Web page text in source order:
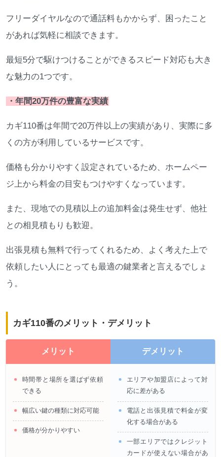
フリーダイヤルなので通話料もかからず、困ったこと
があれば気軽に相談できます。
最短5分で駆けつけることができるスピード対応も大き
な魅力の1つです。
・年間20万件の豊富な実績
カギ110番は年間で20万件以上の実績があり、実際に多
くの方が利用しているサービスです。
価格も分かりやすく設定されているため、ホームペー
ジ上から料金の目安もつけやすくなっています。
また、現地での見積以上の追加料金は発生せず、他社
との相見積もりも歓迎。
出張見積も無料で行ってくれるため、よく考えた上で
依頼したい人にとっても最適の鍵業者と言えるでしょ
う。
カギ110番のメリット・デメリット
メリット
時間帯と場所を選ばず依頼
できる
幅広い鍵の種類に対応可能
価格が分かりやすい
デメリット
エリアや加盟店によって対
応に差がある
電話と出張見積で料金が変
化する場合がある
一部エリアではクレジット
カードが使えない場合があ